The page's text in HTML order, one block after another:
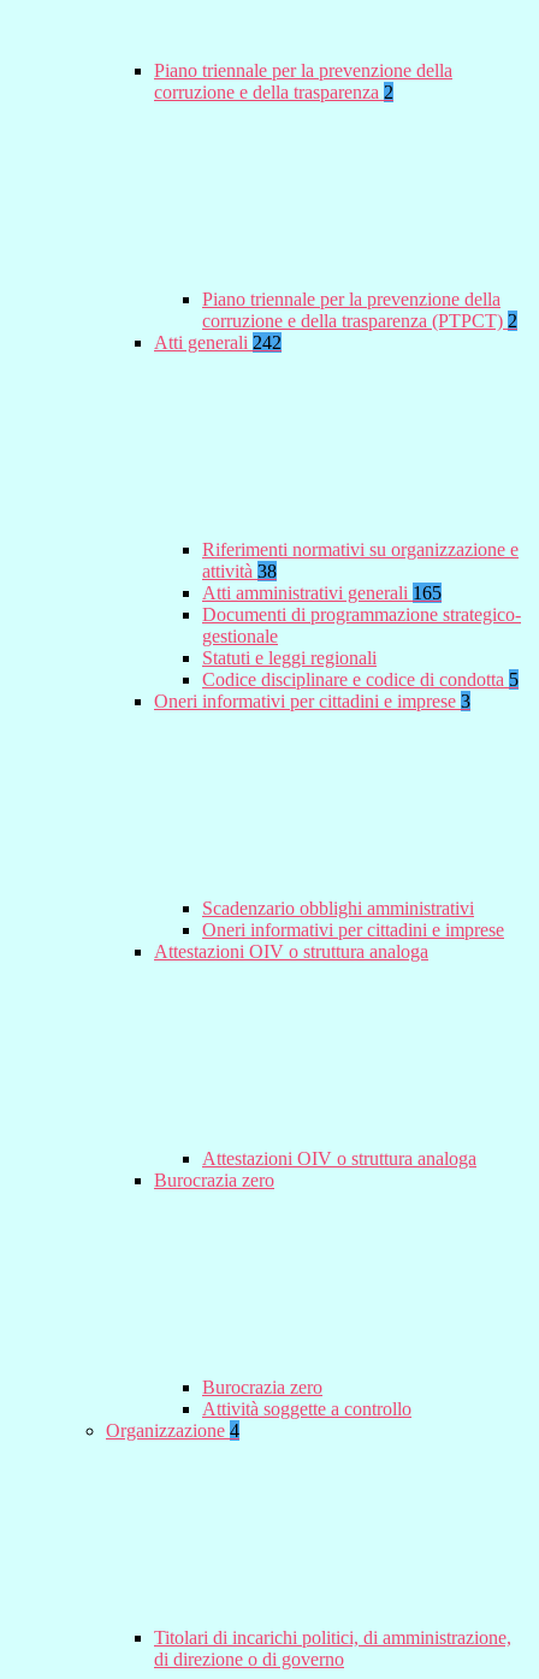
Piano triennale per la prevenzione della
corruzione e della trasparenza 2
Piano triennale per la prevenzione della
corruzione e della trasparenza (PTPCT) 2
Atti generali 242
Riferimenti normativi su organizzazione e
attività 38
Atti amministrativi generali 165
Documenti di programmazione strategico-
gestionale
Statuti e leggi regionali
Codice disciplinare e codice di condotta 5
Oneri informativi per cittadini e imprese 3
Scadenzario obblighi amministrativi
Oneri informativi per cittadini e imprese
Attestazioni OIV o struttura analoga
Attestazioni OIV o struttura analoga
Burocrazia zero
Burocrazia zero
Attività soggette a controllo
Organizzazione 4
Titolari di incarichi politici, di amministrazione,
di direzione o di governo